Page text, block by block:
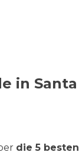
in Santa
die 5 besten